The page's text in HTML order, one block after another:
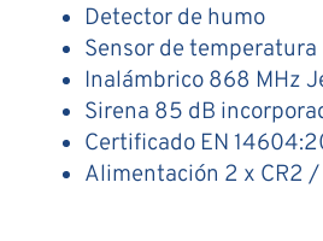
Detector de humo
Sensor de temperatura
Inalámbrico 868 MHz
Sirena 85 dB
Certificado EN
Alimentación 2 x CR2 /